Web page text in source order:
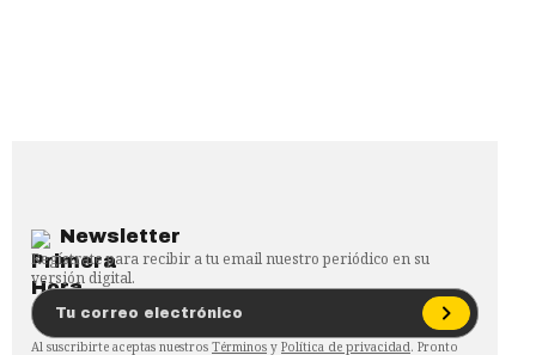
Newsletter
Regístrate para recibir a tu email nuestro periódico en su
versión digital.
Al suscribirte aceptas nuestros Términos y Política de privacidad. Pronto